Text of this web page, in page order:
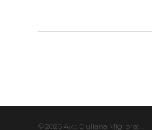
© 2026 Avv. Giuliana Migliorati.